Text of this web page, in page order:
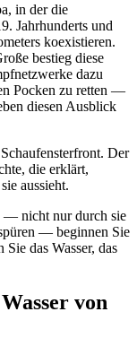
in der die
Jahrhunderts und
koexistieren.
bestieg diese
dazu
Pocken zu retten —
diesen Ausblick
Der
die erklärt,
aussieht.
— nicht nur durch sie
— beginnen Sie
das Wasser, das
von